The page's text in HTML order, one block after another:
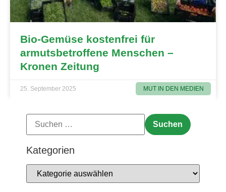
MUT IN DEN MEDIEN
Bio-Gemüse kostenfrei für
armutsbetroffene Menschen –
Kronen Zeitung
25. September 2025
Kategorien